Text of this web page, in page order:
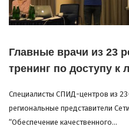
Главные врачи из 23
тренинг по доступу к
Специалисты СПИД-центров из
региональные представители
“Обеспечение качественного...